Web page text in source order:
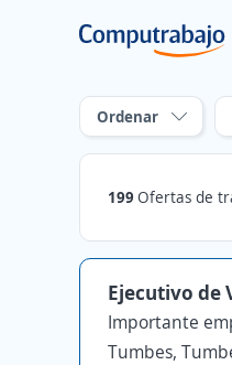
Ordenar
199 Ofertas de
Ejecutivo de
Importante
Tumbes,